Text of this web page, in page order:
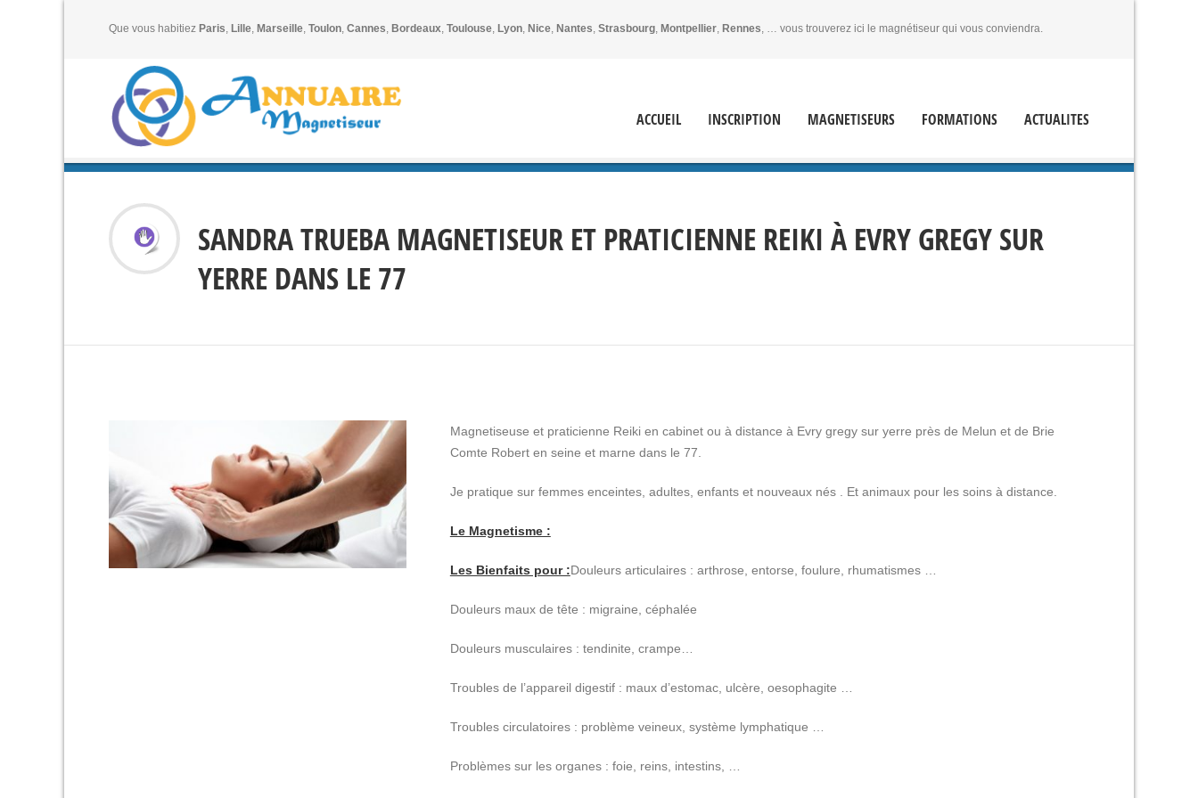
Que vous habitiez Paris, Lille, Marseille, Toulon, Cannes, Bordeaux, Toulouse, Lyon, Nice, Nantes, Strasbourg, Montpellier, Rennes, … vous trouverez ici le magnétiseur qui vous conviendra.
ACCUEIL INSCRIPTION MAGNETISEURS FORMATIONS ACTUALITES
SANDRA TRUEBA MAGNETISEUR ET PRATICIENNE REIKI À EVRY GREGY SUR
YERRE DANS LE 77
Magnetiseuse et praticienne Reiki en cabinet ou à distance à Evry gregy sur yerre près de Melun et de Brie
Comte Robert en seine et marne dans le 77.
Je pratique sur femmes enceintes, adultes, enfants et nouveaux nés . Et animaux pour les soins à distance.
Le Magnetisme :
Les Bienfaits pour :Douleurs articulaires : arthrose, entorse, foulure, rhumatismes …
Douleurs maux de tête : migraine, céphalée
Douleurs musculaires : tendinite, crampe…
Troubles de l’appareil digestif : maux d’estomac, ulcère, oesophagite …
Troubles circulatoires : problème veineux, système lymphatique …
Problèmes sur les organes : foie, reins, intestins, …